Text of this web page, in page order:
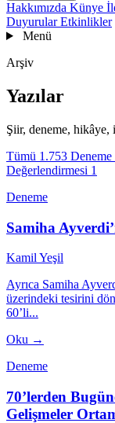
Hakkımızda Künye
DuyurularEtkinlikler
Menü
Arşiv
Yazılar
Şiir, deneme, hikâye,
Tümü 1.753 Deneme
Değerlendirmesi 1
Deneme
Samiha
Kamil Yeşil
Ayrıca Samiha
üzerindeki tesirini
60’li...
Oku →
Deneme
70’lerden
Gelişmeler